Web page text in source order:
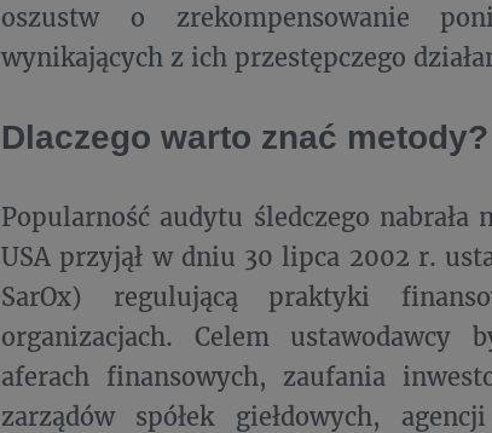
oszustw o zrekompensowanie
wynikających z ich przestępczego
Dlaczego warto znać metody?
Popularność audytu śledczego nabrała
USA przyjął w dniu 30 lipca 2002 r.
SarOx) regulującą praktyki
organizacjach. Celem ustawodawcy
aferach finansowych, zaufania
zarządów spółek giełdowych,